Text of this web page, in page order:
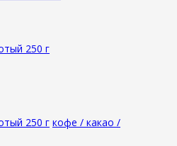
250 г
250 г кофе / какао /